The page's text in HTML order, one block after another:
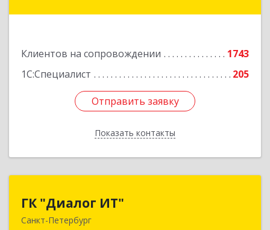
Клиентов на сопровождении
1743
1С:Специалист
205
Отправить заявку
Показать контакты
17часть, 44
Подробнее
Отправить заявку
Назад
ГК "Диалог ИТ"
Санкт-Петербург194100, Санкт-Петербург г, вн.тер.г.